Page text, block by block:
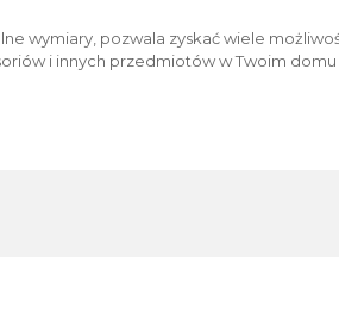
wymiary, pozwala zyskać wiele
i innych przedmiotów w Twoim domu